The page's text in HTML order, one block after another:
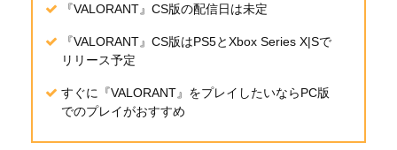
『VALORANT』CS版の配信日は未定
『VALORANT』CS版はPS5とXbox Series X|Sで
リリース予定
すぐに『VALORANT』をプレイしたいならPC版
でのプレイがおすすめ